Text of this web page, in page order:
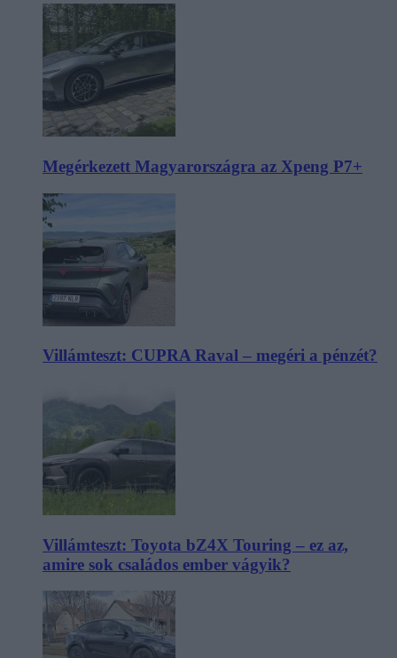
Megérkezett Magyarországra az Xpeng P7+
Villámteszt: CUPRA Raval – megéri a pénzét?
Villámteszt: Toyota bZ4X Touring – ez az,
amire sok családos ember vágyik?